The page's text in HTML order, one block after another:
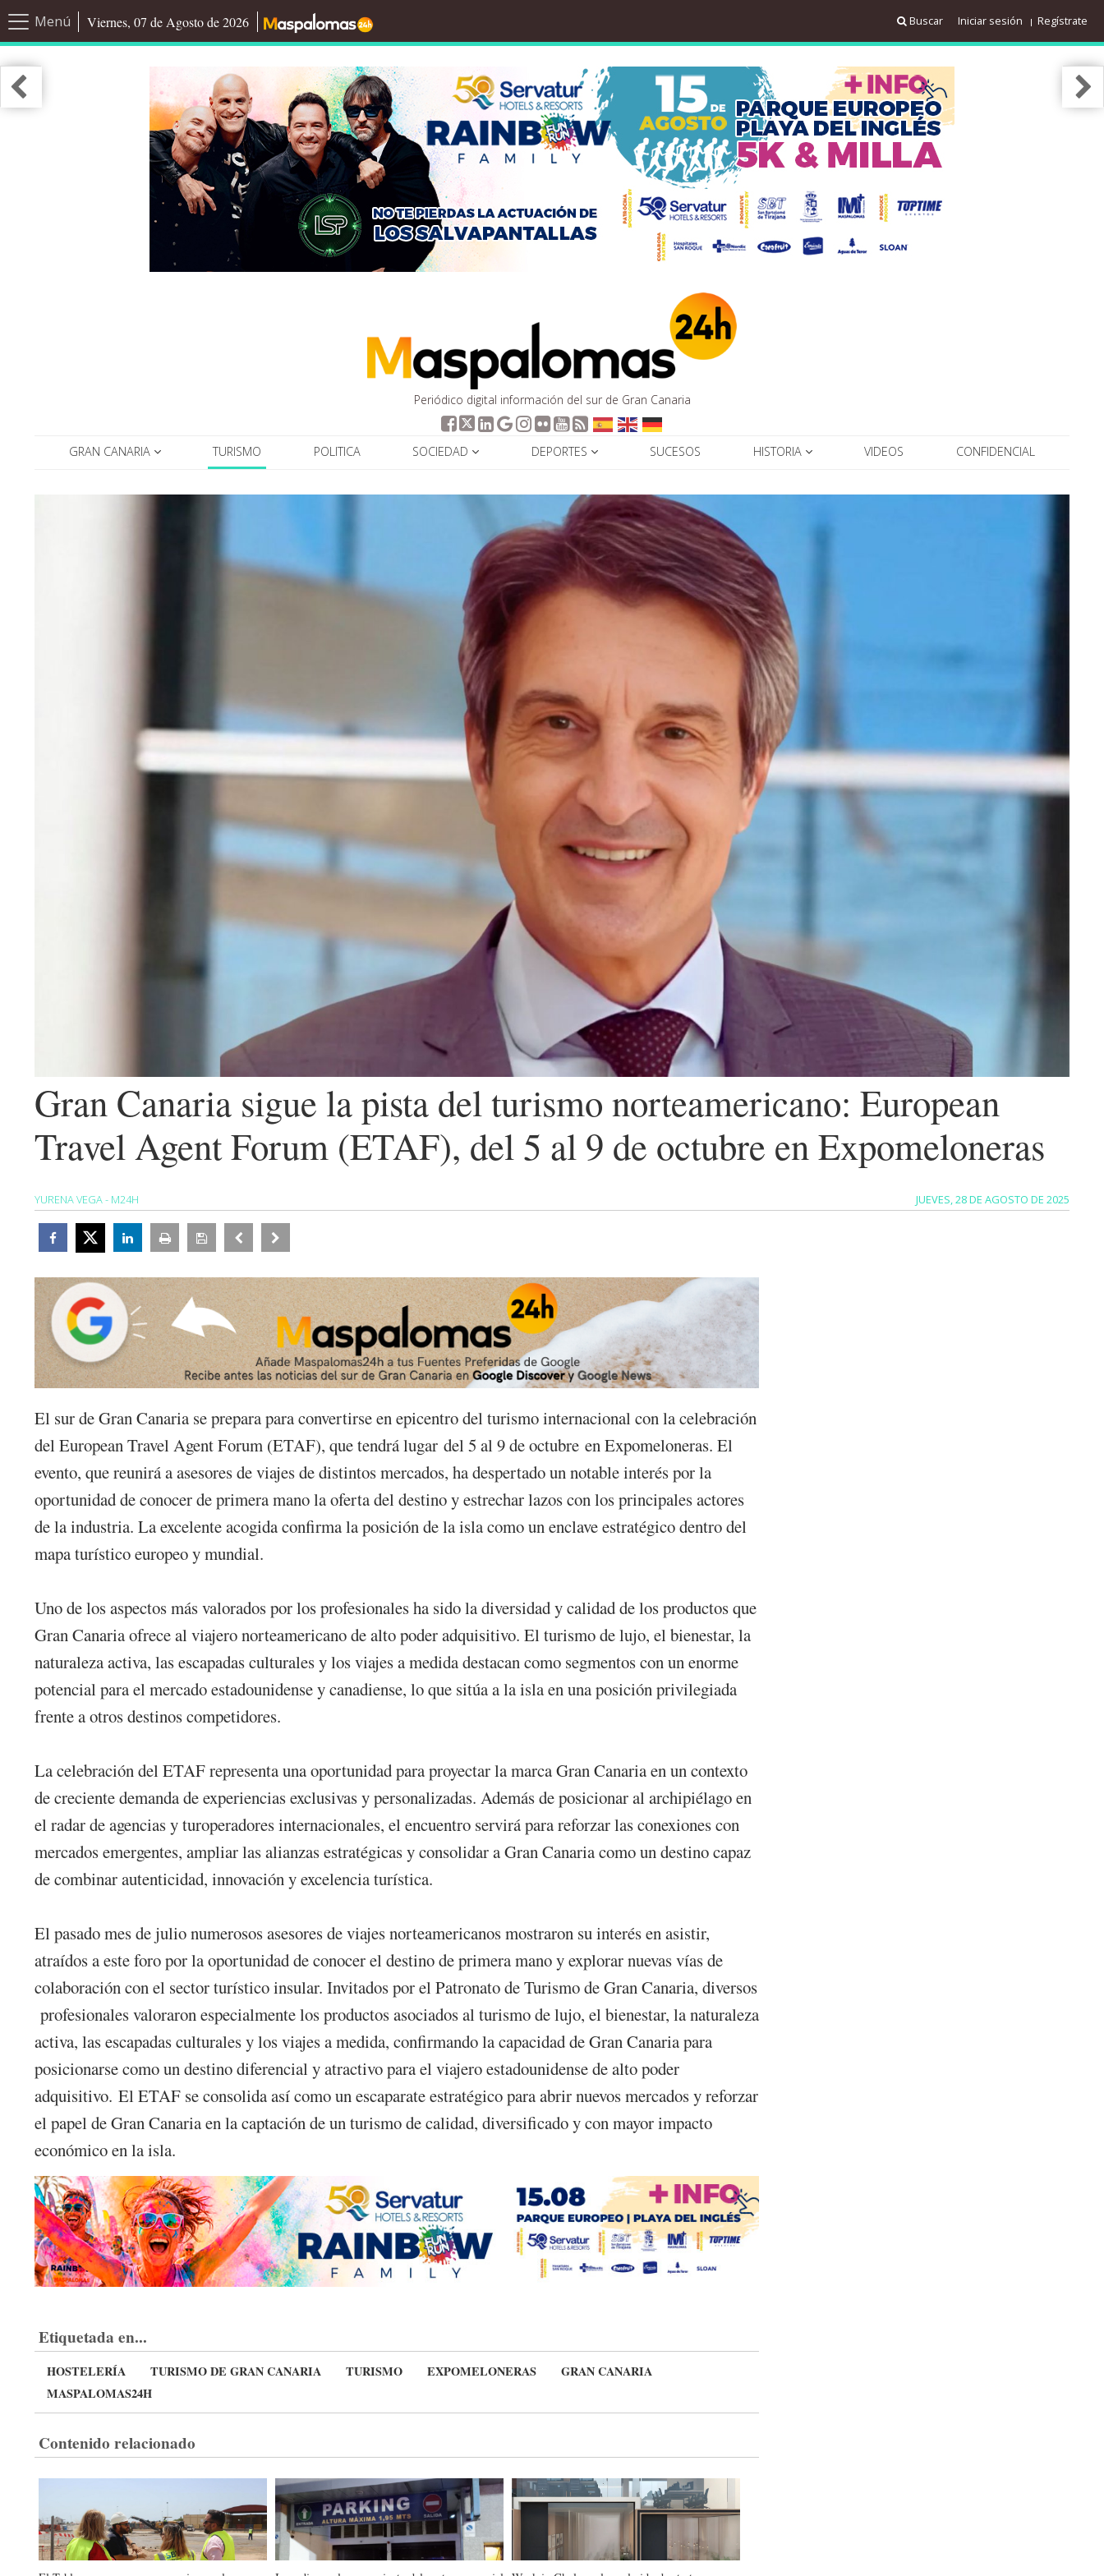
Menú Viernes, 07 de Agosto de 2026 Buscar Iniciar sesión Regístrate
Periódico digital información del sur de Gran Canaria
GRAN CANARIA TURISMO POLITICA SOCIEDAD DEPORTES SUCESOS HISTORIA VIDEOS CONFIDENCIAL
Gran Canaria sigue la pista del turismo norteamericano: European
Travel Agent Forum (ETAF), del 5 al 9 de octubre en Expomeloneras
YURENA VEGA - M24H JUEVES, 28 DE AGOSTO DE 2025
El sur de Gran Canaria se prepara para convertirse en epicentro del turismo internacional con la celebración
del European Travel Agent Forum (ETAF), que tendrá lugar del 5 al 9 de octubre en Expomeloneras. El
evento, que reunirá a asesores de viajes de distintos mercados, ha despertado un notable interés por la
oportunidad de conocer de primera mano la oferta del destino y estrechar lazos con los principales actores
de la industria. La excelente acogida confirma la posición de la isla como un enclave estratégico dentro del
mapa turístico europeo y mundial.
Uno de los aspectos más valorados por los profesionales ha sido la diversidad y calidad de los productos que
Gran Canaria ofrece al viajero norteamericano de alto poder adquisitivo. El turismo de lujo, el bienestar, la
naturaleza activa, las escapadas culturales y los viajes a medida destacan como segmentos con un enorme
potencial para el mercado estadounidense y canadiense, lo que sitúa a la isla en una posición privilegiada
frente a otros destinos competidores.
La celebración del ETAF representa una oportunidad para proyectar la marca Gran Canaria en un contexto
de creciente demanda de experiencias exclusivas y personalizadas. Además de posicionar al archipiélago en
el radar de agencias y turoperadores internacionales, el encuentro servirá para reforzar las conexiones con
mercados emergentes, ampliar las alianzas estratégicas y consolidar a Gran Canaria como un destino capaz
de combinar autenticidad, innovación y excelencia turística.
El pasado mes de julio numerosos asesores de viajes norteamericanos mostraron su interés en asistir,
atraídos a este foro por la oportunidad de conocer el destino de primera mano y explorar nuevas vías de
colaboración con el sector turístico insular. Invitados por el Patronato de Turismo de Gran Canaria, diversos
profesionales valoraron especialmente los productos asociados al turismo de lujo, el bienestar, la naturaleza
activa, las escapadas culturales y los viajes a medida, confirmando la capacidad de Gran Canaria para
posicionarse como un destino diferencial y atractivo para el viajero estadounidense de alto poder
adquisitivo. El ETAF se consolida así como un escaparate estratégico para abrir nuevos mercados y reforzar
el papel de Gran Canaria en la captación de un turismo de calidad, diversificado y con mayor impacto
económico en la isla.
Etiquetada en...
HOSTELERÍA TURISMO DE GRAN CANARIA TURISMO EXPOMELONERAS
GRAN CANARIA
MASPALOMAS24H
Contenido relacionado